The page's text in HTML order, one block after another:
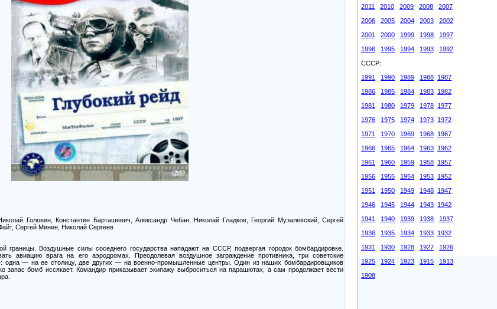
Головин, Константин Барташевич, Александр Чебан, Николай Гладков, Георгий Музалевский, Сергей
Сергей Минин, Николай Сергеев
границы. Воздушные силы соседнего государства нападают на СССР, подвергая городок бомбардировке.
авиацию врага на его аэродромах. Преодолевая воздушное заграждение противника, три советские
одна — на ее столицу, две других — на военно-промышленные центры. Один из наших бомбардировщиков
запас бомб иссякает. Командир приказывает экипажу выброситься на парашютах, а сам продолжает вести
2011
2010 2009 2008
2007
2006
2005 2004 2003
2002
2001
2000 1999 1998
1997
1996
1995 1994 1993
1992
СССР:
1991
1990 1989 1988 1987
1986
1985 1984 1983 1982
1981
1980 1979 1978 1977
1976
1975 1974 1973 1972
1971
1970 1969 1968 1967
1966
1965 1964 1963 1962
1961
1960 1959 1958 1957
1956
1955 1954 1953 1952
1951
1950 1949 1948 1947
1946
1945 1944 1943 1942
1941
1940 1939 1938
1937
1936
1935 1934 1933 1932
1931
1930 1928 1927
1926
1925
1924 1923 1915
1913
1908